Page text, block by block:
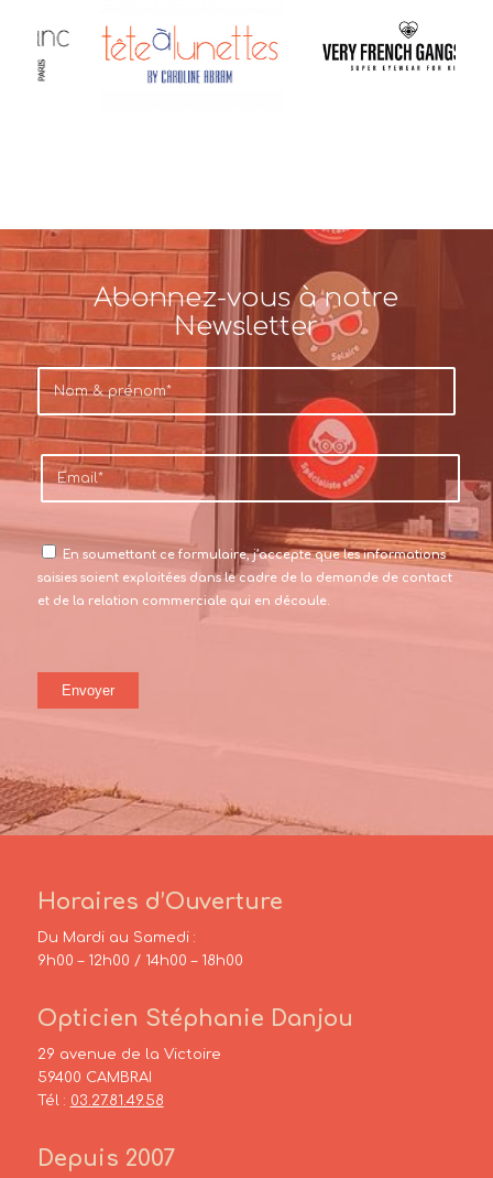
Abonnez-vous à notre
Newsletter
En soumettant ce formulaire, j’accepte que les informations
saisies soient exploitées dans le cadre de la demande de contact
et de la relation commerciale qui en découle.
Horaires d’Ouverture
Du Mardi au Samedi :
9h00 – 12h00 / 14h00 – 18h00
Opticien Stéphanie Danjou
29 avenue de la Victoire
59400 CAMBRAI
Tél : 03.27.81.49.58
Depuis 2007